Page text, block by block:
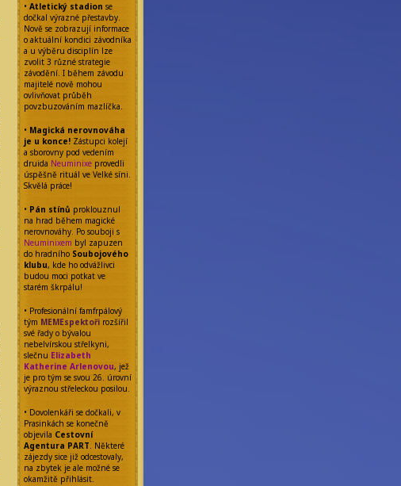
• Atletický stadion se
dočkal výrazné přestavby.
Nově se zobrazují informace
o aktuální kondici závodníka
a u výběru disciplín lze
zvolit 3 různé strategie
závodění. I během závodu
majitelé nově mohou
ovlivňovat průběh
povzbuzováním mazlíčka.
• Magická nerovnováha
je u konce! Zástupci kolejí
a sborovny pod vedením
druida Neuminixe provedli
úspěšně rituál ve Velké síni.
Skvělá práce!
• Pán stínů proklouznul
na hrad během magické
nerovnováhy. Po souboji s
Neuminixem byl zapuzen
do hradního Soubojového
klubu, kde ho odvážlivci
budou moci potkat ve
starém škrpálu!
• Profesionální famfrpálový
tým MEMEspektoři rozšířil
své řady o bývalou
nebelvírskou střelkyni,
slečnu Elizabeth
Katherine Arlenovou, jež
je pro tým se svou 26. úrovní
výraznou střeleckou posilou.
• Dovolenkáři se dočkali, v
Prasinkách se konečně
objevila Cestovní
Agentura PART. Některé
zájezdy sice již odcestovaly,
na zbytek je ale možné se
okamžitě přihlásit.